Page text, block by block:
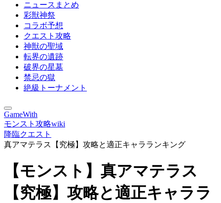
ニュースまとめ
彩獣神祭
コラボ予想
クエスト攻略
神獣の聖域
転界の遺跡
破界の星墓
禁忌の獄
絶級トーナメント
GameWith
モンスト攻略wiki
降臨クエスト
真アマテラス【究極】攻略と適正キャラランキング
【モンスト】真アマテラス
【究極】攻略と適正キャララ